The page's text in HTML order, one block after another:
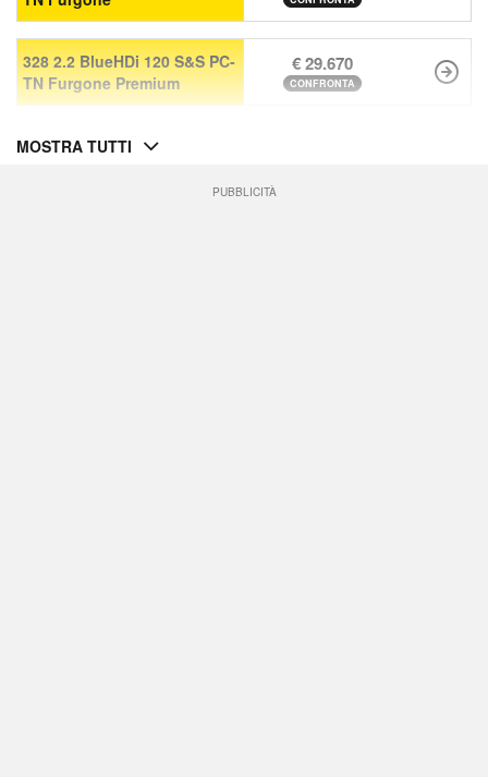
328 2.2 BlueHDi 120 S&S PC-
TN Furgone Premium
€ 29.670
CONFRONTA
MOSTRA TUTTI
PUBBLICITÀ